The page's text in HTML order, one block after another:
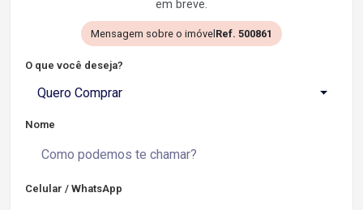
em breve.
Mensagem sobre o imóvel Ref. 500861
O que você deseja?
Quero Comprar
Nome
Celular / WhatsApp